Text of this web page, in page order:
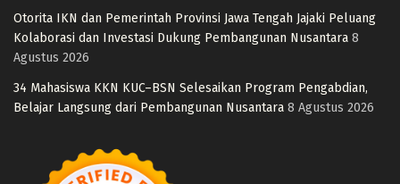
Otorita IKN dan Pemerintah Provinsi Jawa Tengah Jajaki Peluang
Kolaborasi dan Investasi Dukung Pembangunan Nusantara 8
Agustus 2026
34 Mahasiswa KKN KUC–BSN Selesaikan Program Pengabdian,
Belajar Langsung dari Pembangunan Nusantara 8 Agustus 2026